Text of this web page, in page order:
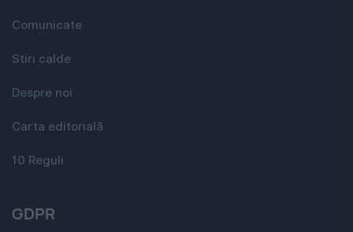
Comunicate
Stiri calde
Despre noi
Carta editorială
10 Reguli
GDPR